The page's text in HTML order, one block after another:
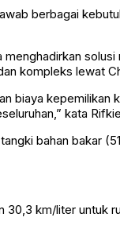
berbagai
kompleks lewat
biaya
kata
bahan bakar
30,3 km/liter untuk